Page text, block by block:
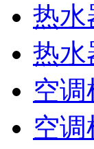
热水
热水
空调
空调